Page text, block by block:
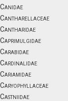
Canidae
Cantharellaceae
Cantharidae
Caprimulgidae
Carabidae
Cardinalidae
Cariamidae
Caryophyllaceae
Castniidae